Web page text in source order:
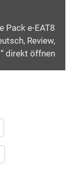
Pack e-EAT8
Review,
direkt öffnen